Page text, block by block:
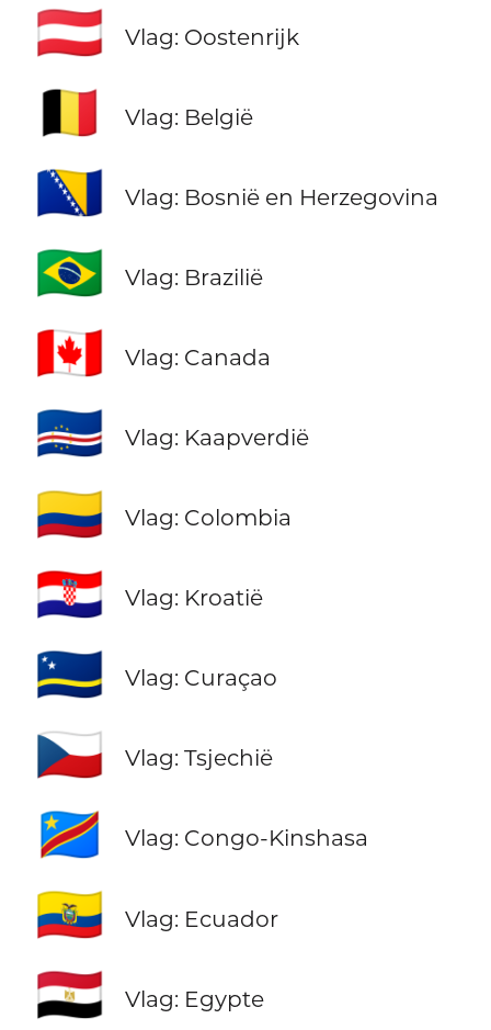
🇦🇹 Vlag: Oostenrijk
🇧🇪 Vlag: België
🇧🇦 Vlag: Bosnië en Herzegovina
🇧🇷 Vlag: Brazilië
🇨🇦 Vlag: Canada
🇨🇻 Vlag: Kaapverdië
🇨🇴 Vlag: Colombia
🇭🇷 Vlag: Kroatië
🇨🇼 Vlag: Curaçao
🇨🇿 Vlag: Tsjechië
🇨🇩 Vlag: Congo-Kinshasa
🇪🇨 Vlag: Ecuador
🇪🇬 Vlag: Egypte